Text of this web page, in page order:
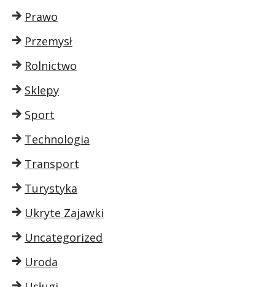
Prawo
Przemysł
Rolnictwo
Sklepy
Sport
Technologia
Transport
Turystyka
Ukryte Zajawki
Uncategorized
Uroda